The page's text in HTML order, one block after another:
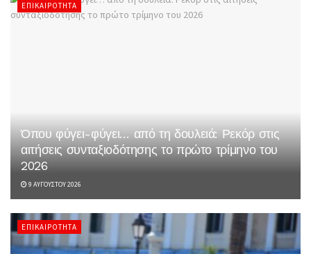
ΕΠΙΚΑΙΡΌΤΗΤΑ
Όπου φύγει-φύγει… από τη δουλειά: Ρεκόρ στις
αιτήσεις συνταξιοδότησης το πρώτο τρίμηνο του
2026
9 ΑΥΓΟΎΣΤΟΥ 2026
ΕΠΙΚΑΙΡΌΤΗΤΑ